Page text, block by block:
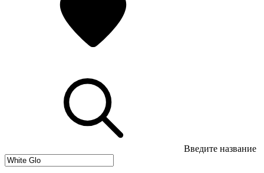
Введите название